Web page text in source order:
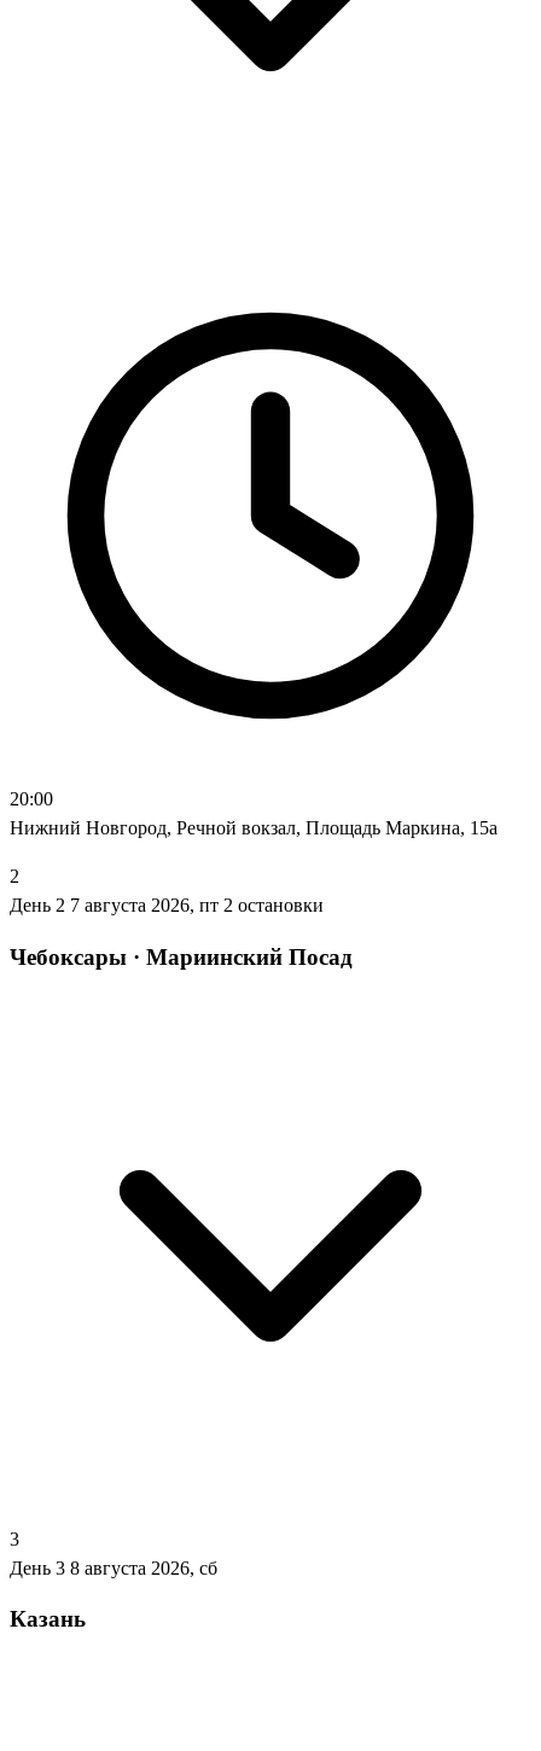
20:00
Нижний Новгород, Речной вокзал, Площадь Маркина, 15а
2
День 2 7 августа 2026, пт 2 остановки
Чебоксары · Мариинский Посад
3
День 3 8 августа 2026, сб
Казань